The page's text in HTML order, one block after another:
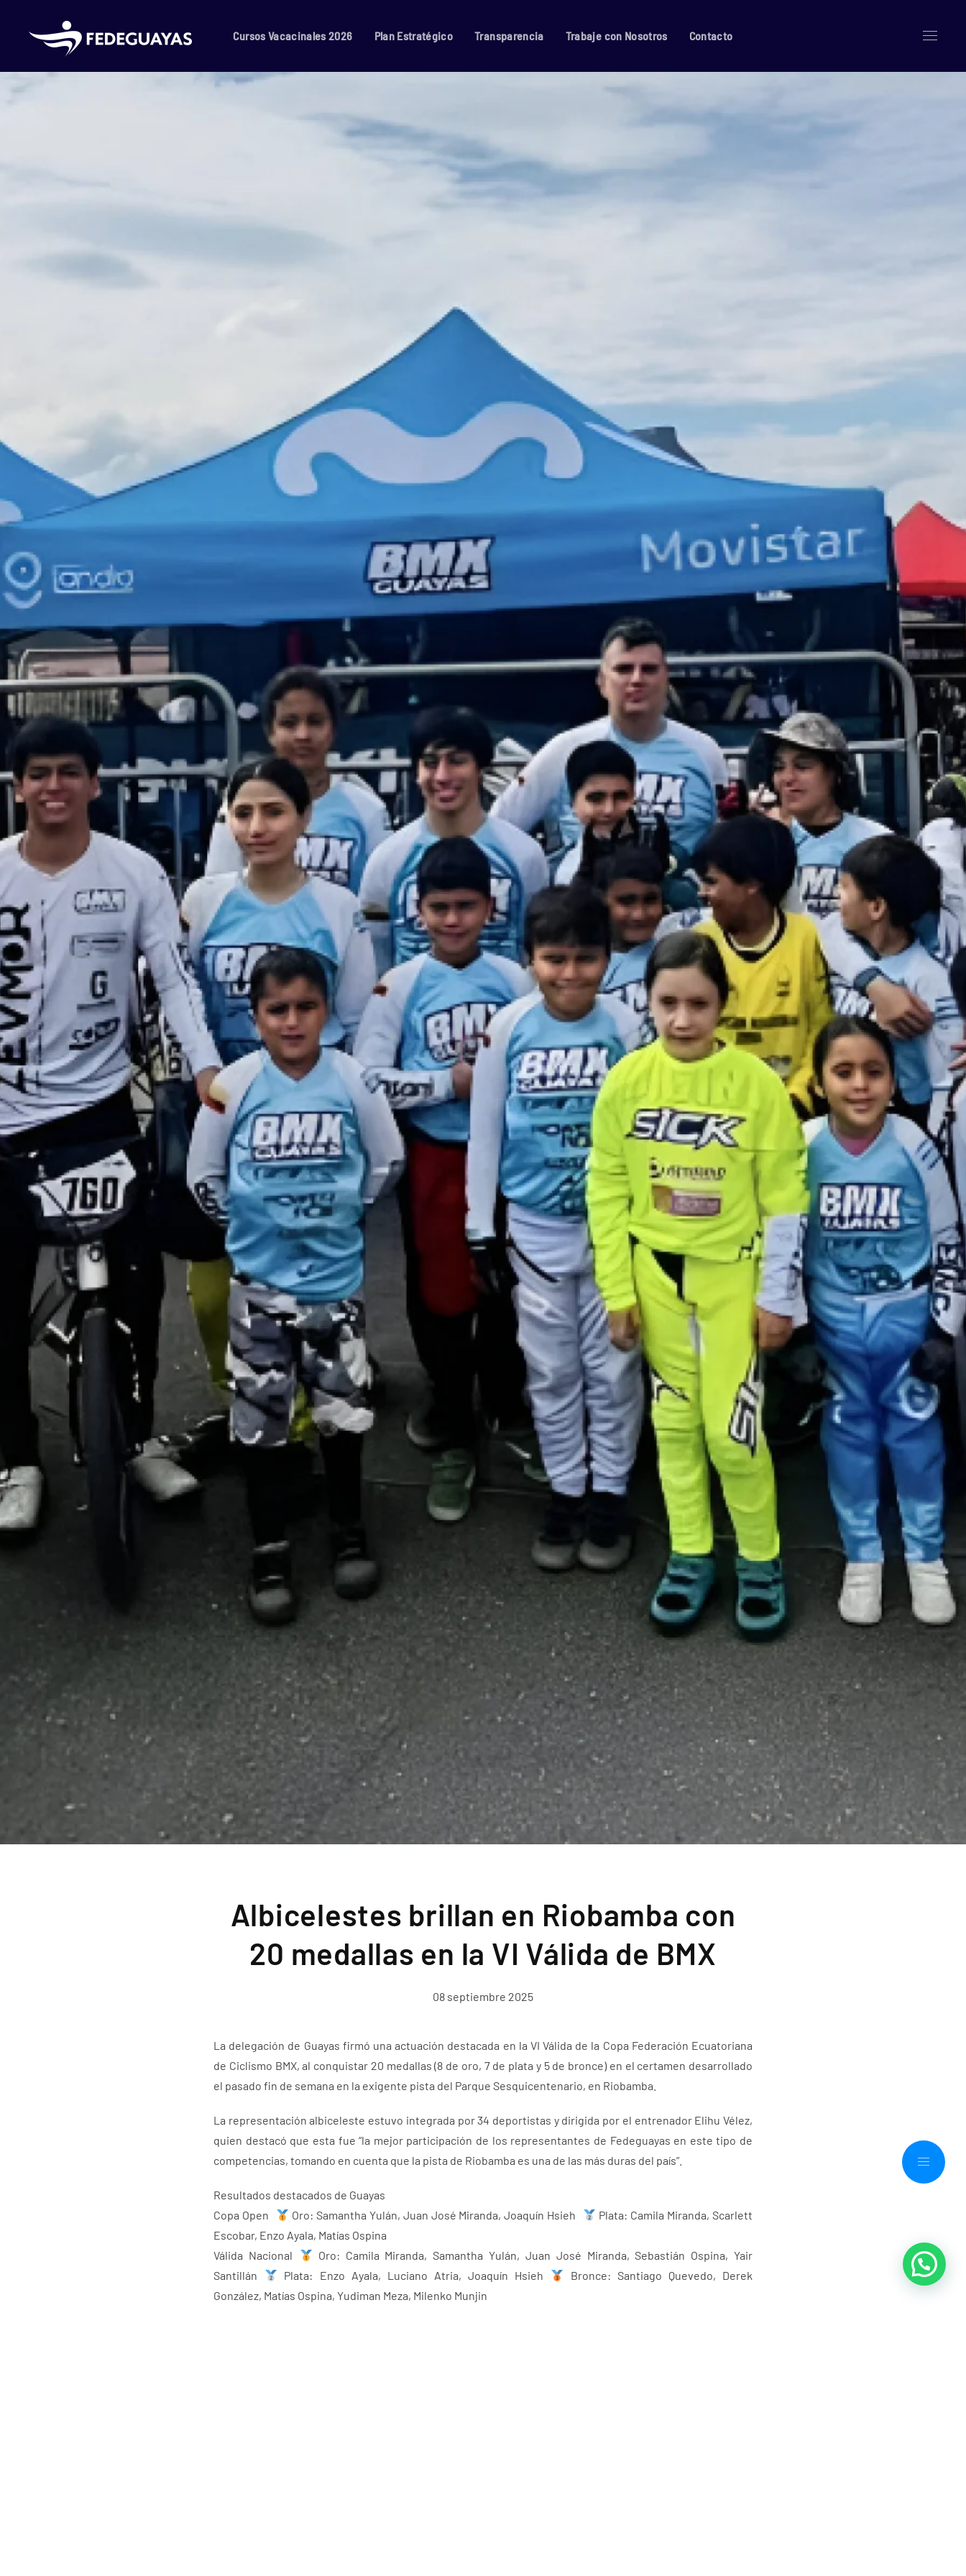
Skip to main content Cursos Vacacinales 2026 Plan Estratégico Transparencia Trabaje con Nosotros Contacto
Albicelestes brillan en Riobamba con
20 medallas en la VI Válida de BMX
08 septiembre 2025
La delegación de Guayas firmó una actuación destacada en la VI Válida de la Copa Federación Ecuatoriana
de Ciclismo BMX, al conquistar 20 medallas (8 de oro, 7 de plata y 5 de bronce) en el certamen desarrollado
el pasado fin de semana en la exigente pista del Parque Sesquicentenario, en Riobamba.
La representación albiceleste estuvo integrada por 34 deportistas y dirigida por el entrenador Elihu Vélez,
quien destacó que esta fue “la mejor participación de los representantes de Fedeguayas en este tipo de
competencias, tomando en cuenta que la pista de Riobamba es una de las más duras del país”.
Resultados destacados de Guayas
Copa Open
Oro: Samantha Yulán, Juan José Miranda, Joaquín Hsieh
Plata: Camila Miranda, Scarlett
Escobar, Enzo Ayala, Matías Ospina
Válida Nacional
Oro: Camila Miranda, Samantha Yulán, Juan José Miranda, Sebastián Ospina, Yair
Santillán
Plata: Enzo Ayala, Luciano Atria, Joaquín Hsieh
Bronce: Santiago Quevedo, Derek
González, Matías Ospina, Yudiman Meza, Milenko Munjin